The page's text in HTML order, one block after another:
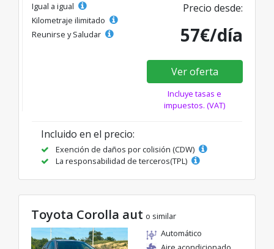
Igual a igual
Kilometraje ilimitado
Reunirse y Saludar
Precio desde:
57€/día
Ver oferta
Incluye tasas e
impuestos. (VAT)
Incluido en el precio:
Exención de daños por colisión (CDW)
La responsabilidad de terceros(TPL)
Toyota Corolla aut o similar
Automático